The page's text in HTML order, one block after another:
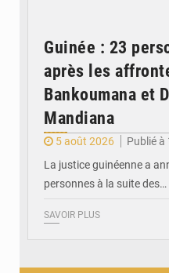
Guinée : 23
après les
Bankoumana et
Mandiana
5 août 2026
Publié à
La justice guinéenne a
personnes à la suite des…
SAVOIR PLUS